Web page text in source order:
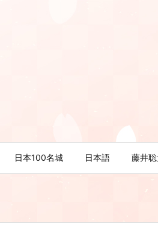
日本100名城 日本語 藤井聡